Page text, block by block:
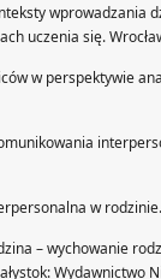
wprowadzania
uczenia się.
w perspektywie
w
– wychowanie
Wydawnictwo